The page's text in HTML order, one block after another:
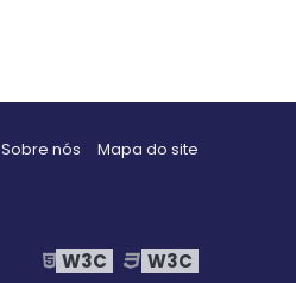
Sobre nós Mapa do site
W3C W3C